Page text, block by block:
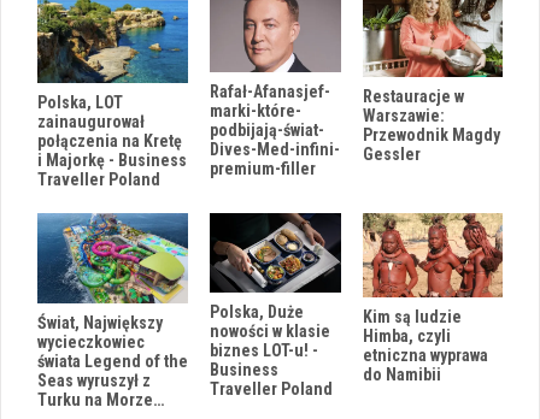
Polska, LOT
zainaugurował
połączenia na Kretę
i Majorkę - Business
Traveller Poland
Rafał-Afanasjef-
marki-które-
podbijają-świat-
Dives-Med-infini-
premium-filler
Restauracje w
Warszawie:
Przewodnik Magdy
Gessler
Świat, Największy
wycieczkowiec
świata Legend of the
Seas wyruszył z
Turku na Morze…
Polska, Duże
nowości w klasie
biznes LOT-u! -
Business
Traveller Poland
Kim są ludzie
Himba, czyli
etniczna wyprawa
do Namibii